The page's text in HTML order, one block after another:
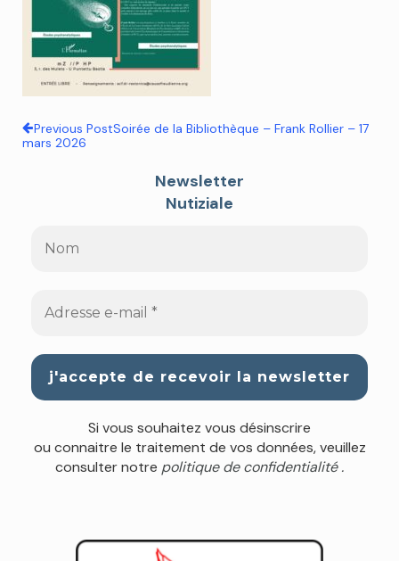
Previous PostSoirée de la Bibliothèque – Frank Rollier – 17
mars 2026
Newsletter
Nutiziale
Si vous souhaitez vous désinscrire
ou connaitre le traitement de vos données, veuillez
consulter notre politique de confidentialité .